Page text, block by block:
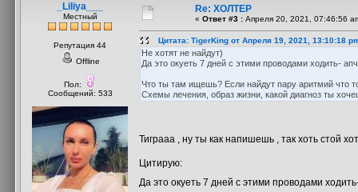
_Liliya___
Местный
Репутация 44
Offline
Пол:
Сообщений: 533
Re: ХОЛТЕР
« Ответ #3 : Апреля 20, 2021, 07:46:56
Цитата: TigerKing от Апреля 19, 2021, 13:10:18
Не хотят не найдут)
Да это окуеть 7 дней с этими проводами ходить-
Что ты там ищешь? Если найдут пару аритмий что
Схемы лечения, образ жизни, какой диагноз ты
Тиграаа , ну ты как напишешь , так хоть стой
Цитирую:
Да это окуеть 7 дней с этими проводами